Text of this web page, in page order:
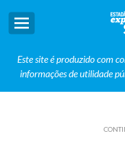
Este site é produzido com
informações de utilidade